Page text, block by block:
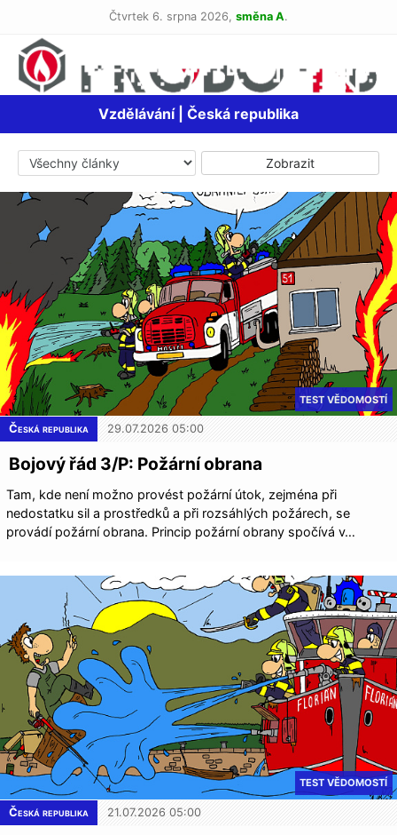
Čtvrtek 6. srpna 2026, směna A.
Vzdělávání | Česká republika
TEST VĚDOMOSTÍ
Česká republika 29.07.2026 05:00
Bojový řád 3/P: Požární obrana
Tam, kde není možno provést požární útok, zejména při
nedostatku sil a prostředků a při rozsáhlých požárech, se
provádí požární obrana. Princip požární obrany spočívá v…
TEST VĚDOMOSTÍ
Česká republika 21.07.2026 05:00